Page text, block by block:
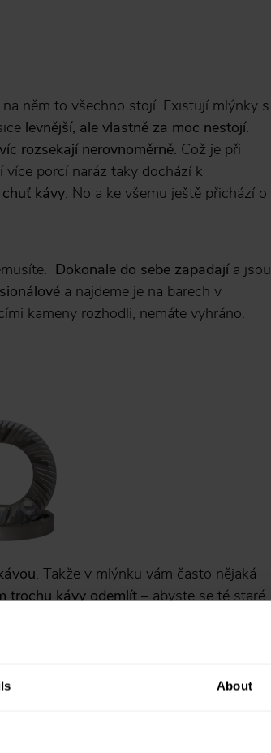
About
něm to všechno stojí. Existují mlýnky s
levnější, ale vlastně za moc nestojí.
rozsekají nerovnoměrně. Což je při
porcí naráz taky dochází k
kávy. No a ke všemu ještě přichází o
Dokonale do sebe zapadajía jsou
a najdeme je na barech v
kameny rozhodli, nemáte vyhráno.
. Takže v mlýnku vám často nějaká
trochu kávy odemlít – abyste se té staré